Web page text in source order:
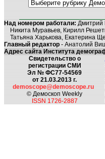
Над номером работали:Дмитрий
Никита Муравьев, Кирилл
Татьяна Харькова, Екатерина
Главный редактор- Анатолий
Адрес сайта Института
Свидетельство о
регистрации СМИ
Эл № ФС77-54569
от 21.03.2013 г.
demoscope@demoscope.ru
© Демоскоп Weekly
ISSN 1726-2887